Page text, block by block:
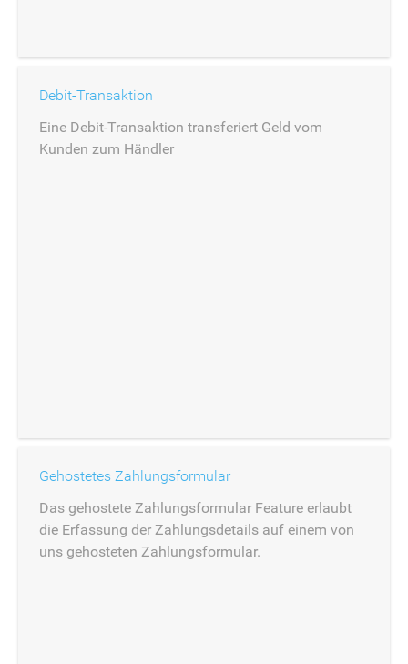
Debit-Transaktion
Eine Debit-Transaktion transferiert Geld vom
Kunden zum Händler
Gehostetes Zahlungsformular
Das gehostete Zahlungsformular Feature erlaubt
die Erfassung der Zahlungsdetails auf einem von
uns gehosteten Zahlungsformular.